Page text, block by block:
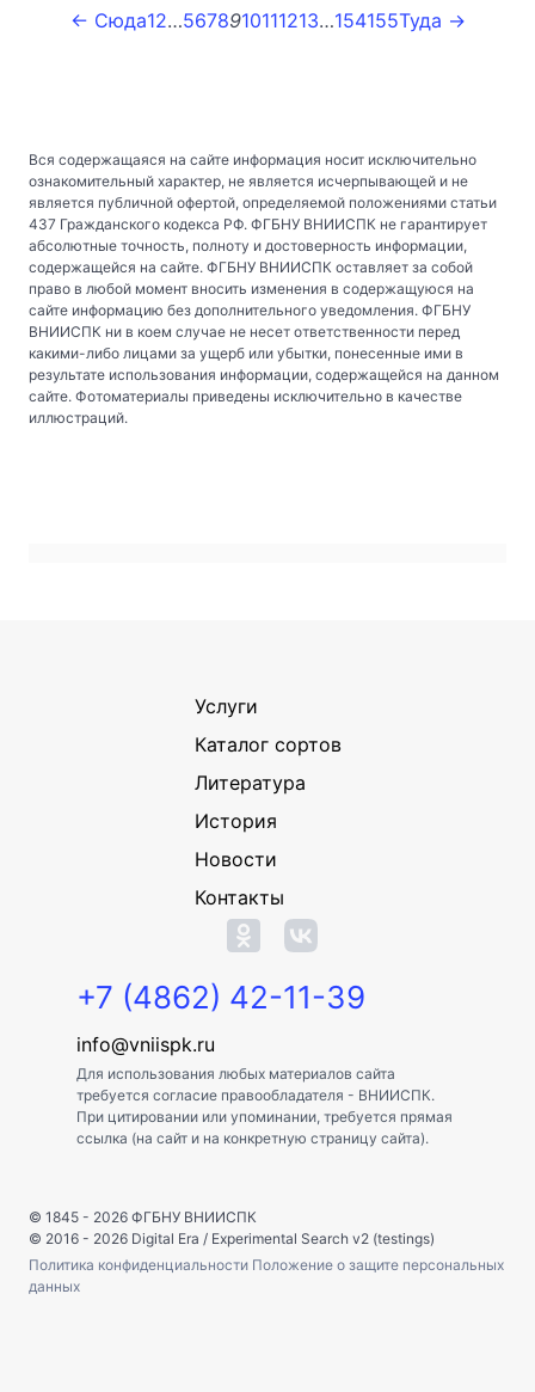
← Сюда12…5678910111213…154155Туда →
Вся содержащаяся на сайте информация носит исключительно
ознакомительный характер, не является исчерпывающей и не
является публичной офертой, определяемой положениями статьи
437 Гражданского кодекса РФ. ФГБНУ ВНИИСПК не гарантирует
абсолютные точность, полноту и достоверность информации,
содержащейся на сайте. ФГБНУ ВНИИСПК оставляет за собой
право в любой момент вносить изменения в содержащуюся на
сайте информацию без дополнительного уведомления. ФГБНУ
ВНИИСПК ни в коем случае не несет ответственности перед
какими-либо лицами за ущерб или убытки, понесенные ими в
результате использования информации, содержащейся на данном
сайте. Фотоматериалы приведены исключительно в качестве
иллюстраций.
Услуги
Каталог сортов
Литература
История
Новости
Контакты
+7 (4862) 42-11-39
info@vniispk.ru
Для использования любых материалов сайта
требуется согласие правообладателя - ВНИИСПК.
При цитировании или упоминании, требуется прямая
ссылка (на сайт и на конкретную страницу сайта).
© 1845 - 2026 ФГБНУ ВНИИСПК
© 2016 - 2026 Digital Era / Experimental Search v2 (testings)
Политика конфиденциальности Положение о защите персональных
данных